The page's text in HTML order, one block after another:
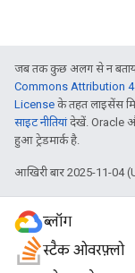
जब तक कुछ अलग से न
Commons Attribution
License के तहत लाइसेंस
साइट नीतियांदेखें. Oracle
हुआ ट्रेडमार्क है.
आखिरी बार 2025-11-04
ब्लॉग
स्टैक ओवरफ़्लो